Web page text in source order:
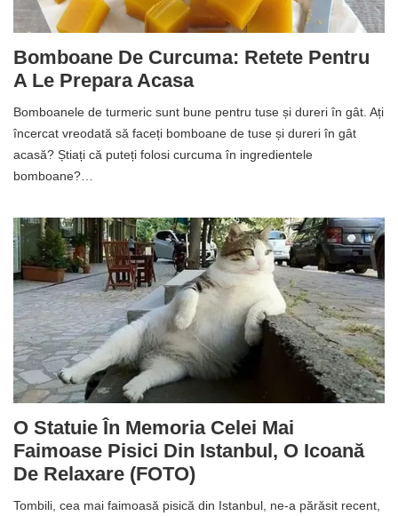
Bomboane De Curcuma: Retete Pentru
A Le Prepara Acasa
Bomboanele de turmeric sunt bune pentru tuse și dureri în gât. Ați
încercat vreodată să faceți bomboane de tuse și dureri în gât
acasă? Știați că puteți folosi curcuma în ingredientele
bomboane?…
O Statuie În Memoria Celei Mai
Faimoase Pisici Din Istanbul, O Icoană
De Relaxare (FOTO)
Tombili, cea mai faimoasă pisică din Istanbul, ne-a părăsit recent,